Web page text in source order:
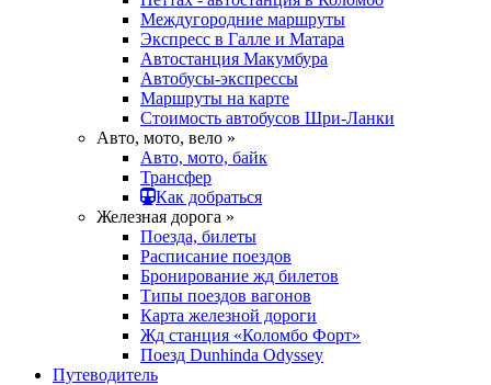
Междугородние маршруты
Экспресс в Галле и Матара
Автостанция Макумбура
Автобусы-экспрессы
Маршруты на карте
Стоимость автобусов Шри-Ланки
Авто, мото, вело »
Авто, мото, байк
Трансфер
Как добраться
Железная дорога »
Поезда, билеты
Расписание поездов
Бронирование жд билетов
Типы поездов вагонов
Карта железной дороги
Жд станция «Коломбо Форт»
Поезд Dunhinda Odyssey
Путеводитель